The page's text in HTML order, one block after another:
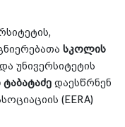
სკოლის
და უნივერსიტეტის
დაესწრნენ
(EERA)